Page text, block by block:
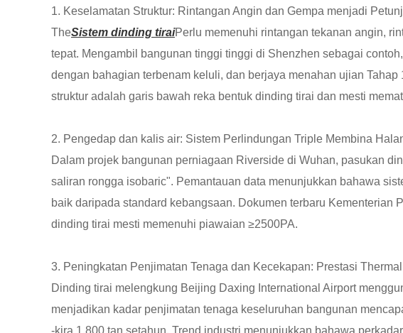
1. Keselamatan Struktur: Rintangan Angin dan Gempa menjadi
TheSistem dinding tiraiPerlu memenuhi rintangan tekanan angin,
tepat. Mengambil bangunan tinggi tinggi di Shenzhen sebagai
dengan bahagian terbenam keluli, dan berjaya menahan ujian
struktur adalah garis bawah reka bentuk dinding tirai dan mesti
2. Pengedap dan kalis air: Sistem Perlindungan Triple Membina
Dalam projek bangunan perniagaan Riverside di Wuhan, pasukan
saliran rongga isobaric". Pemantauan data menunjukkan bahawa
baik daripada standard kebangsaan. Dokumen terbaru
dinding tirai mesti memenuhi piawaian ≥2500PA.
3. Peningkatan Penjimatan Tenaga dan Kecekapan: Prestasi
Dinding tirai melengkung Beijing Daxing International Airport
menjadikan kadar penjimatan tenaga keseluruhan bangunan
-kira 1,800 tan setahun. Trend industri menunjukkan bahawa